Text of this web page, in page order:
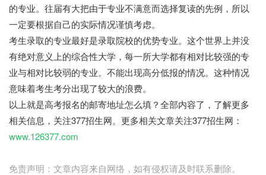
的专业。往届有大把由于专业不满意而选择复读的先例，所以
一定要根据自己的实际情况谨慎考虑。
考生录取的专业最好是录取院校的优势专业。这个世界上并没
有绝对意义上的综合性大学，每一所大学都有相对比较强的专
业与相对比较弱的专业。不能出现高分低报的情况。这种情况
意味着考生考分出现了较大的浪费。
以上就是高考报名的邮寄地址怎么填？全部内容了，了解更多
相关信息，关注377招生网。更多相关文章关注377招生网：
www.126377.com
免责声明：文章内容来自网络，如有侵权请及时联系删除。